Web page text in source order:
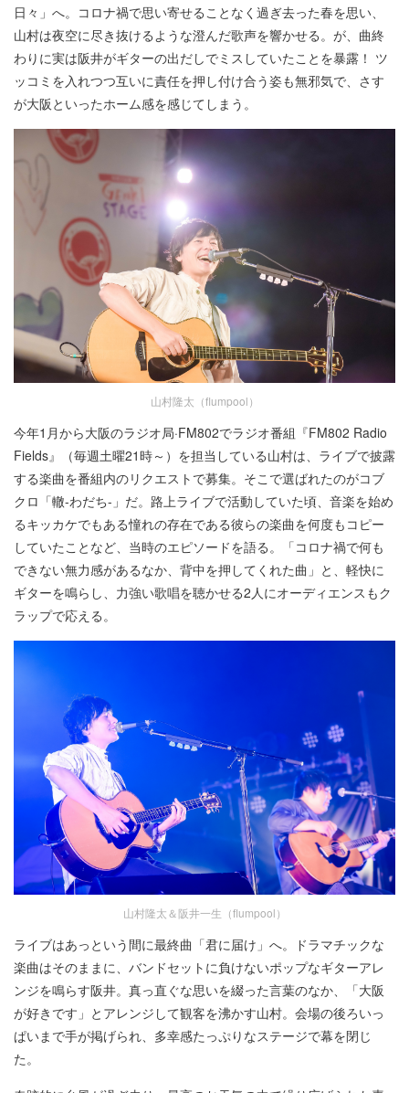
日々」へ。コロナ禍で思い寄せることなく過ぎ去った春を思い、
山村は夜空に尽き抜けるような澄んだ歌声を響かせる。が、曲終
わりに実は阪井がギターの出だしでミスしていたことを暴露！ ツ
ッコミを入れつつ互いに責任を押し付け合う姿も無邪気で、さす
が大阪といったホーム感を感じてしまう。
山村隆太（flumpool）
今年1月から大阪のラジオ局·FM802でラジオ番組『FM802 Radio
Fields』（毎週土曜21時～）を担当している山村は、ライブで披露
する楽曲を番組内のリクエストで募集。そこで選ばれたのがコブ
クロ「轍-わだち-」だ。路上ライブで活動していた頃、音楽を始め
るキッカケでもある憧れの存在である彼らの楽曲を何度もコピー
していたことなど、当時のエピソードを語る。「コロナ禍で何も
できない無力感があるなか、背中を押してくれた曲」と、軽快に
ギターを鳴らし、力強い歌唱を聴かせる2人にオーディエンスもク
ラップで応える。
山村隆太＆阪井一生（flumpool）
ライブはあっという間に最終曲「君に届け」へ。ドラマチックな
楽曲はそのままに、バンドセットに負けないポップなギターアレ
ンジを鳴らす阪井。真っ直ぐな思いを綴った言葉のなか、「大阪
が好きです」とアレンジして観客を沸かす山村。会場の後ろいっ
ぱいまで手が掲げられ、多幸感たっぷりなステージで幕を閉じ
た。